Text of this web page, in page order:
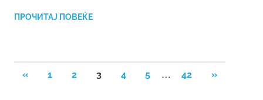
ПРОЧИТАЈ ПОВЕЌЕ
Posts
«PREVIOUS
1 2 3 4 5 … 42
NEXT
»